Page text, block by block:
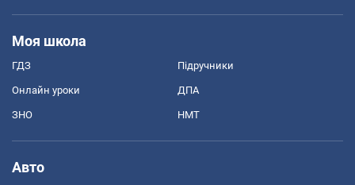
Моя школа
ГДЗ Підручники
Онлайн уроки ДПА
ЗНО НМТ
Авто